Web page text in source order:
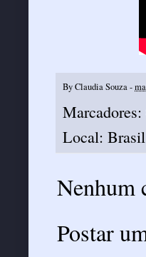
ByClaudia Souza-
Marcadores:
Local: Brasil
Nenhum
Postar